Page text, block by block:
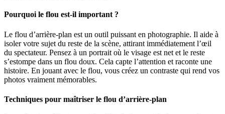
Pourquoi le flou est-il important ?
Le flou d’arrière-plan est un outil puissant en photographie. Il aide à
isoler votre sujet du reste de la scène, attirant immédiatement l’œil
du spectateur. Pensez à un portrait où le visage est net et le reste
s’estompe dans un flou doux. Cela capte l’attention et raconte une
histoire. En jouant avec le flou, vous créez un contraste qui rend vos
photos vraiment mémorables.
Techniques pour maîtriser le flou d’arrière-plan